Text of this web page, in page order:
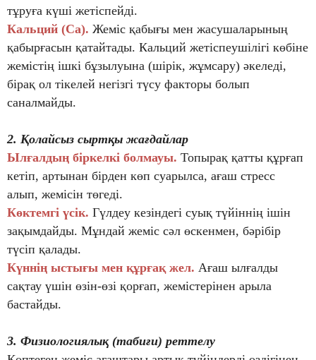
тұруға күші жетіспейді.
Кальций (Ca). Жеміс қабығы мен жасушаларының
қабырғасын қатайтады. Кальций жетіспеушілігі көбіне
жемістің ішкі бұзылуына (шірік, жұмсару) әкеледі,
бірақ ол тікелей негізгі түсу факторы болып
саналмайды.
2. Қолайсыз сыртқы жағдайлар
Ылғалдың біркелкі болмауы. Топырақ қатты құрғап
кетіп, артынан бірден көп суарылса, ағаш стресс
алып, жемісін төгеді.
Көктемгі үсік. Гүлдеу кезіндегі суық түйіннің ішін
зақымдайды. Мұндай жеміс сәл өскенмен, бәрібір
түсіп қалады.
Күннің ыстығы мен құрғақ жел. Ағаш ылғалды
сақтау үшін өзін-өзі қорғап, жемістерінен арыла
бастайды.
3. Физиологиялық (табиғи) реттелу